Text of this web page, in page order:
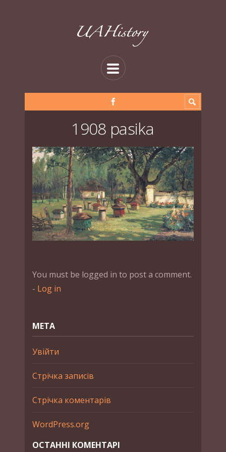
1908 pasika
You must be logged in to post a comment.
- Log in
МЕТА
Увійти
Стрічка записів
Стрічка коментарів
WordPress.org
ОСТАННІ КОМЕНТАРІ